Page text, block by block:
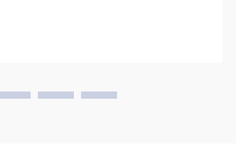
nagu HDPE (kõrge